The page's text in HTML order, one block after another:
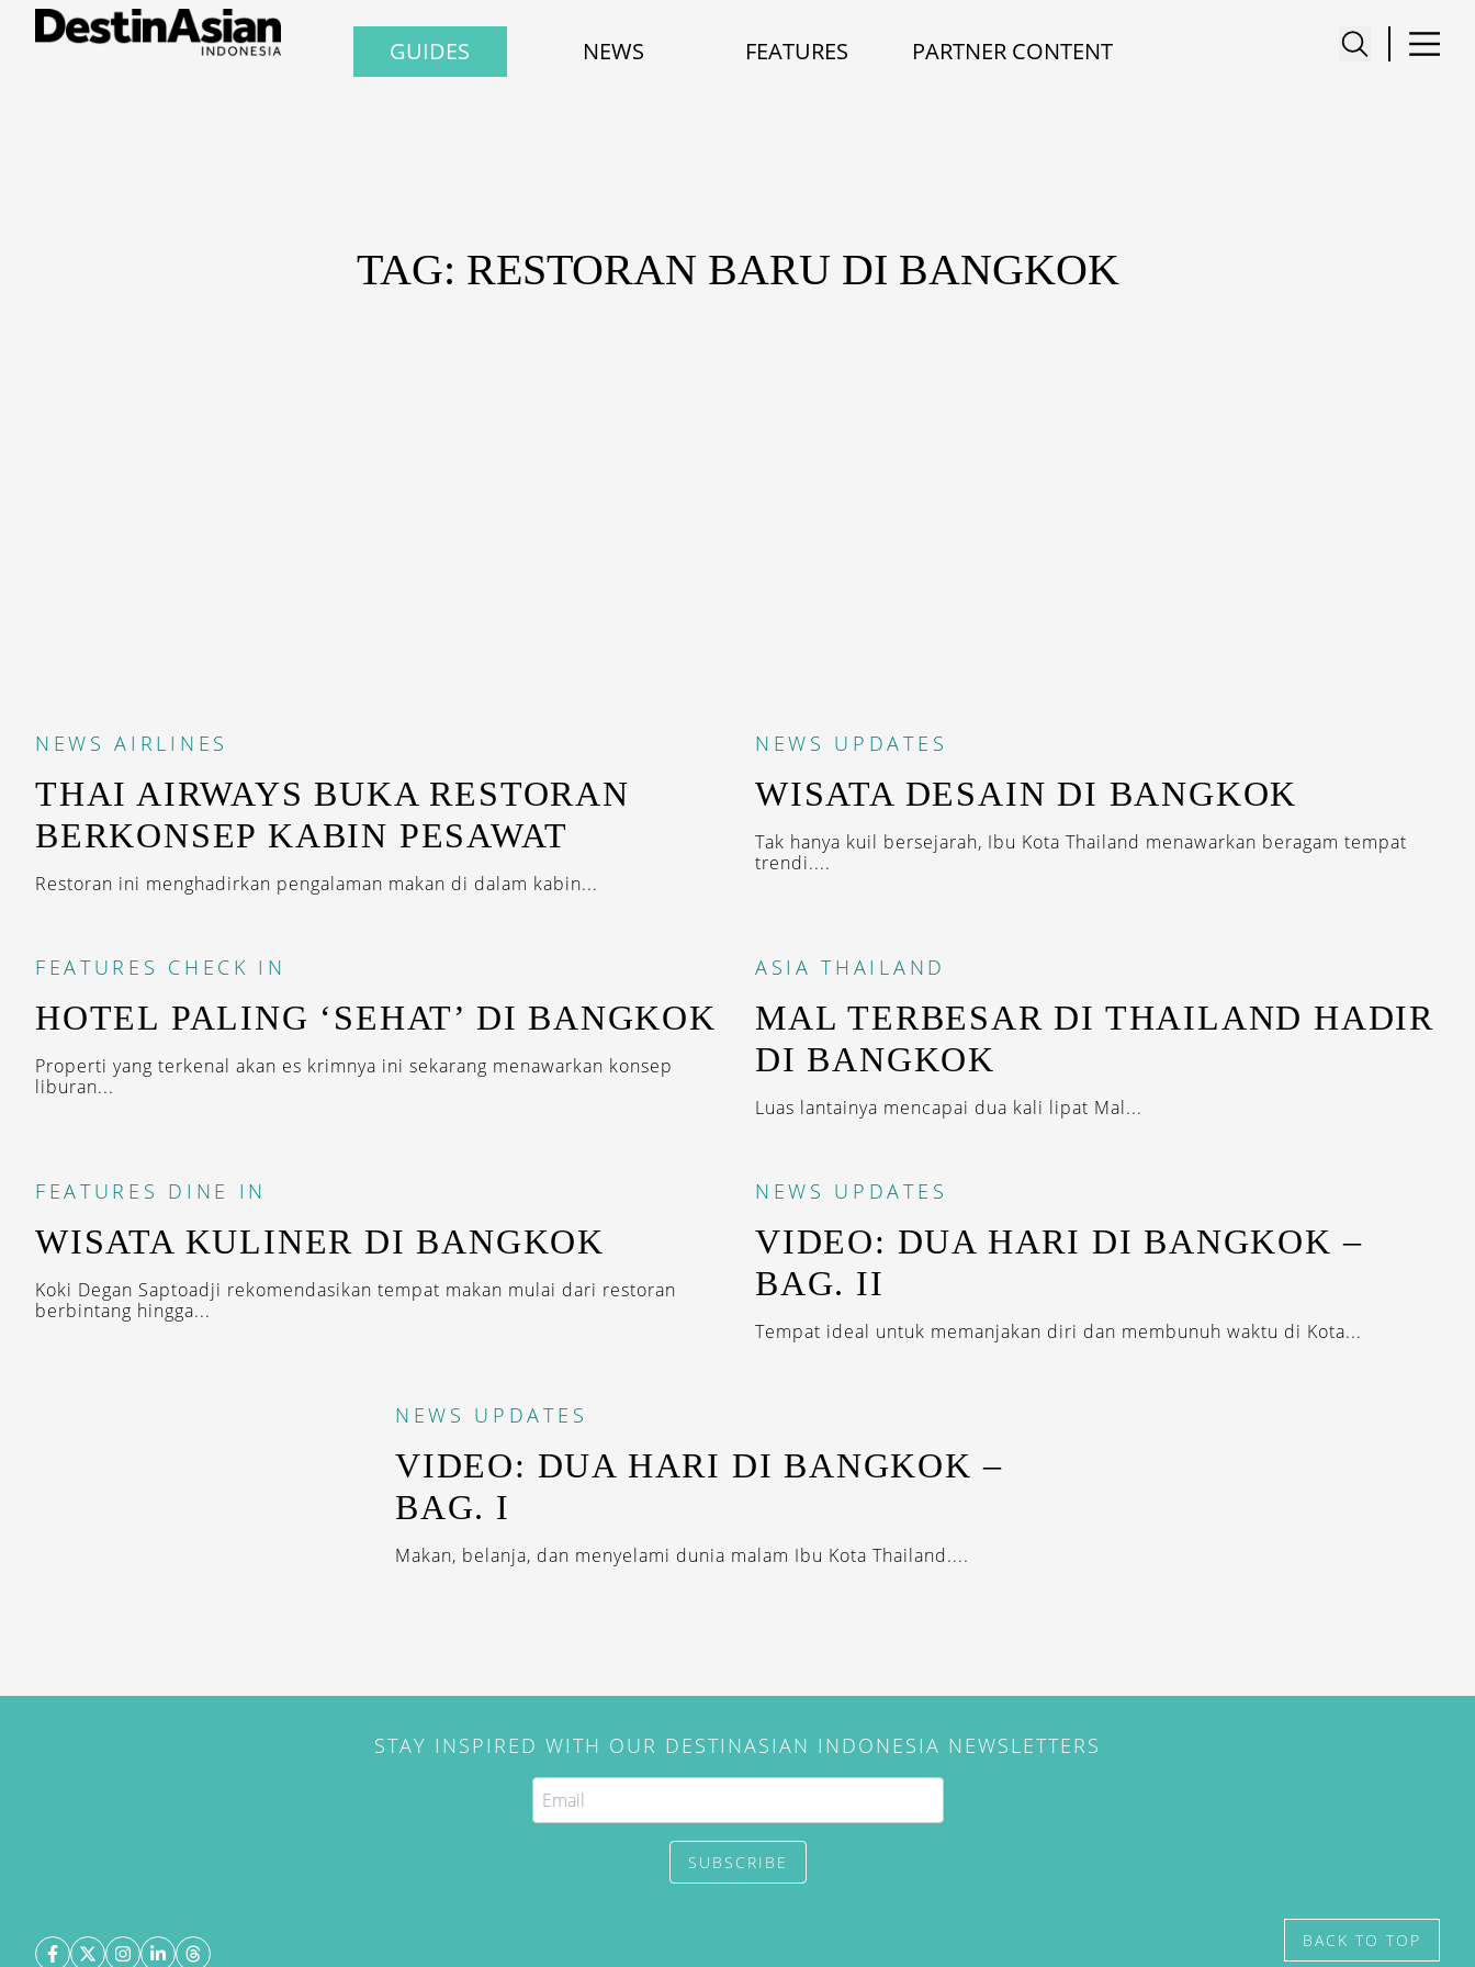
GUIDES NEWS FEATURES PARTNER CONTENT
TAG: RESTORAN BARU DI BANGKOK
NEWS AIRLINES
THAI AIRWAYS BUKA RESTORAN
BERKONSEP KABIN PESAWAT
Restoran ini menghadirkan pengalaman makan di dalam kabin...
NEWS UPDATES
WISATA DESAIN DI BANGKOK
Tak hanya kuil bersejarah, Ibu Kota Thailand menawarkan beragam tempat
trendi....
FEATURES CHECK IN
HOTEL PALING ‘SEHAT’ DI BANGKOK
Properti yang terkenal akan es krimnya ini sekarang menawarkan konsep
liburan...
ASIA THAILAND
MAL TERBESAR DI THAILAND HADIR
DI BANGKOK
Luas lantainya mencapai dua kali lipat Mal...
FEATURES DINE IN
WISATA KULINER DI BANGKOK
Koki Degan Saptoadji rekomendasikan tempat makan mulai dari restoran
berbintang hingga...
NEWS UPDATES
VIDEO: DUA HARI DI BANGKOK –
BAG. II
Tempat ideal untuk memanjakan diri dan membunuh waktu di Kota...
NEWS UPDATES
VIDEO: DUA HARI DI BANGKOK –
BAG. I
Makan, belanja, dan menyelami dunia malam Ibu Kota Thailand....
STAY INSPIRED WITH OUR DESTINASIAN INDONESIA NEWSLETTERS
SUBSCRIBE
BACK TO TOP